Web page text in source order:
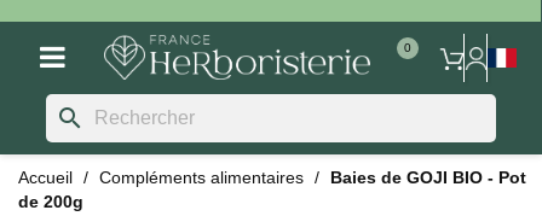
search
Accueil Compléments alimentaires
Baies de GOJI BIO - Pot
de 200g